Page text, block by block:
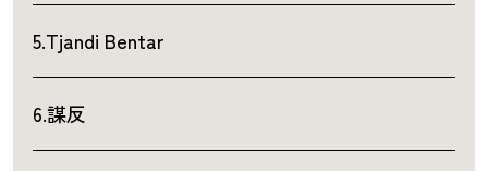
5.Tjandi Bentar
6.謀反